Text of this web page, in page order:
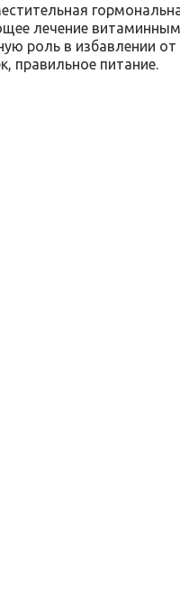
лечение
роль в избавлении
правильное питание.